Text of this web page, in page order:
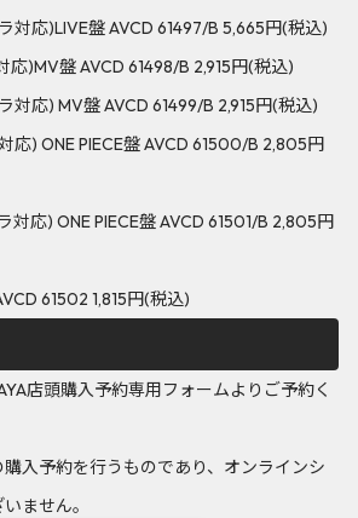
対応)LIVE盤 AVCD 61497/B 5,665円(税込)
応)MV盤 AVCD 61498/B 2,915円(税込)
対応) MV盤 AVCD 61499/B 2,915円(税込)
応) ONE PIECE盤 AVCD 61500/B 2,805円
対応) ONE PIECE盤 AVCD 61501/B 2,805円
61502 1,815円(税込)
店頭購入予約専用フォームよりご予約く
入予約を行うものであり、オンラインシ
ません。